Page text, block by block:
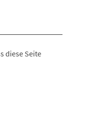
diese Seite